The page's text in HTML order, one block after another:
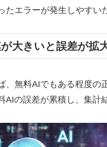
たエラーが発生しやすい
大きいと誤差が拡
、無料AIでもある程度
AIの誤差が累積し、集計